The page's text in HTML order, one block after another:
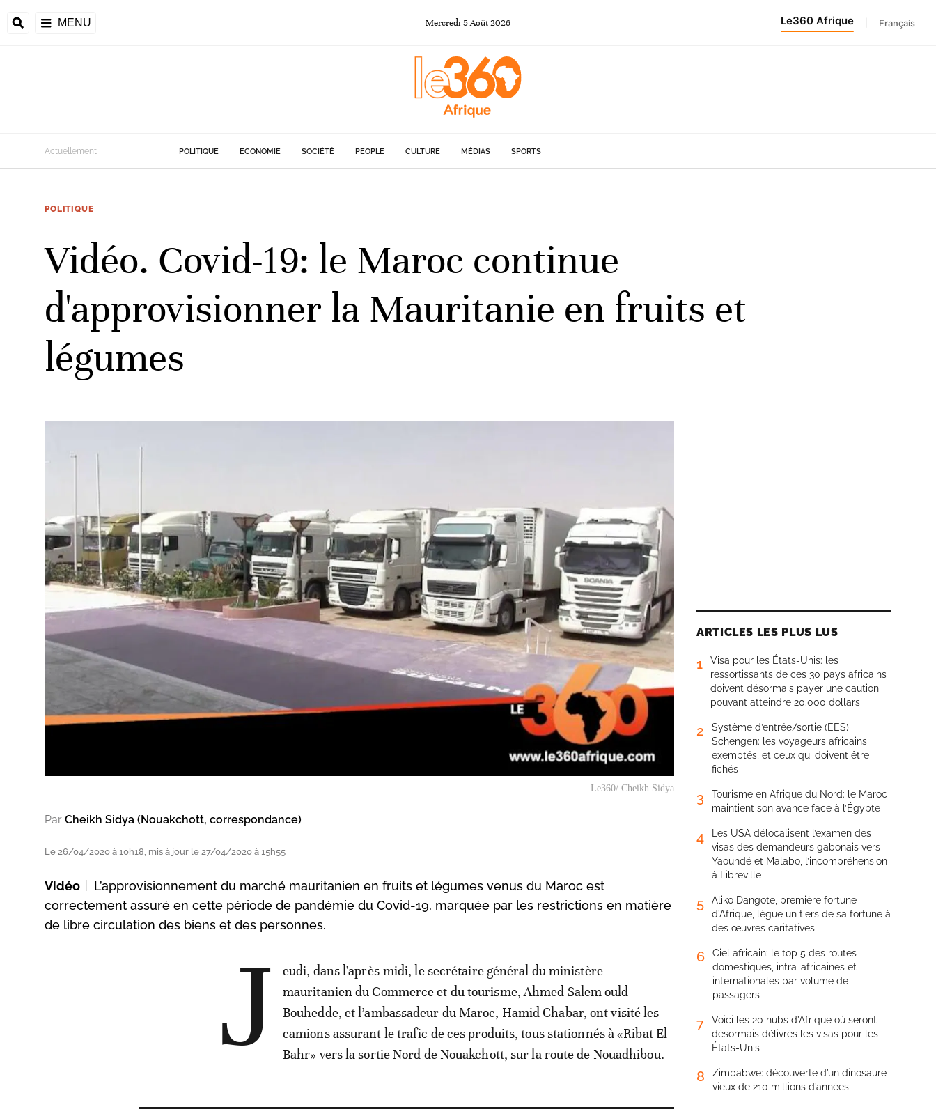
MENU Mercredi 5Août2026 Le360 Afrique Français
Actuellement POLITIQUE ECONOMIE SOCIÉTÉ PEOPLE CULTURE MÉDIAS SPORTS
POLITIQUE
Vidéo. Covid-19: le Maroc continue
d'approvisionner la Mauritanie en fruits et
légumes
Le360/ Cheikh Sidya
Par Cheikh Sidya (Nouakchott, correspondance)
Le 26/04/2020 à 10h18, mis à jour le 27/04/2020 à 15h55
Vidéo
L’approvisionnement du marché mauritanien en fruits et légumes venus du Maroc est
correctement assuré en cette période de pandémie du Covid-19, marquée par les restrictions en matière
de libre circulation des biens et des personnes.
J
eudi, dans l'après-midi, le secrétaire général du ministère
mauritanien du Commerce et du tourisme, Ahmed Salem ould
Bouhedde, et l’ambassadeur du Maroc, Hamid Chabar, ont visité les
camions assurant le trafic de ces produits, tous stationnés à «Ribat El
Bahr» vers la sortie Nord de Nouakchott, sur la route de Nouadhibou.
ARTICLES LES PLUS LUS
1
Visa pour les États-Unis: les
ressortissants de ces 30 pays africains
doivent désormais payer une caution
pouvant atteindre 20.000 dollars
2
Système d’entrée/sortie (EES)
Schengen: les voyageurs africains
exemptés, et ceux qui doivent être
fichés
3
Tourisme en Afrique du Nord: le Maroc
maintient son avance face à l’Égypte
4
Les USA délocalisent l’examen des
visas des demandeurs gabonais vers
Yaoundé et Malabo, l’incompréhension
à Libreville
5
Aliko Dangote, première fortune
d’Afrique, lègue un tiers de sa fortune à
des œuvres caritatives
6
Ciel africain: le top 5 des routes
domestiques, intra-africaines et
internationales par volume de
passagers
7
Voici les 20 hubs d’Afrique où seront
désormais délivrés les visas pour les
États-Unis
8
Zimbabwe: découverte d’un dinosaure
vieux de 210 millions d’années